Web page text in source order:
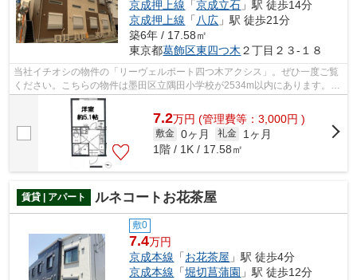
京成押上線 「京成立石 」駅 徒歩14分
京成押上線 「八広 」駅 徒歩21分
築6年 / 17.58㎡
東京都葛飾区東四つ木 ２丁目２３-１８
当社イチオシの物件の「リーヴェルポート四つ木アクシス」。ぜひ一度ご覧
ください。こちらの物件は墨田区立隅田小学校が2534m以内にあります。令
和2年築の物件となっており、きれいな...
7.2万円 (管理費等：3,000円 )
敷金 0ヶ月 礼金
1ヶ月
1階 / 1K / 17.58㎡
賃貸 | アパート ルネコートお花茶屋
敷0
7.4万円
京成本線 「お花茶屋 」駅 徒歩4分
京成本線 「堀切菖蒲園 」駅 徒歩12分